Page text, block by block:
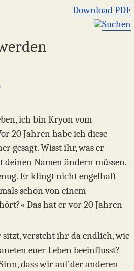
Download PDF
Suchen
ich bin Kryon vom
20 Jahren habe ich diese
gesagt. Wisst ihr, was er
Namen ändern müssen.
Er klingt nicht engelhaft
schon von einem
Das hat er vor 20 Jahren
versteht ihr da endlich, wie
euer Leben beeinflusst?
dass wir auf der anderen